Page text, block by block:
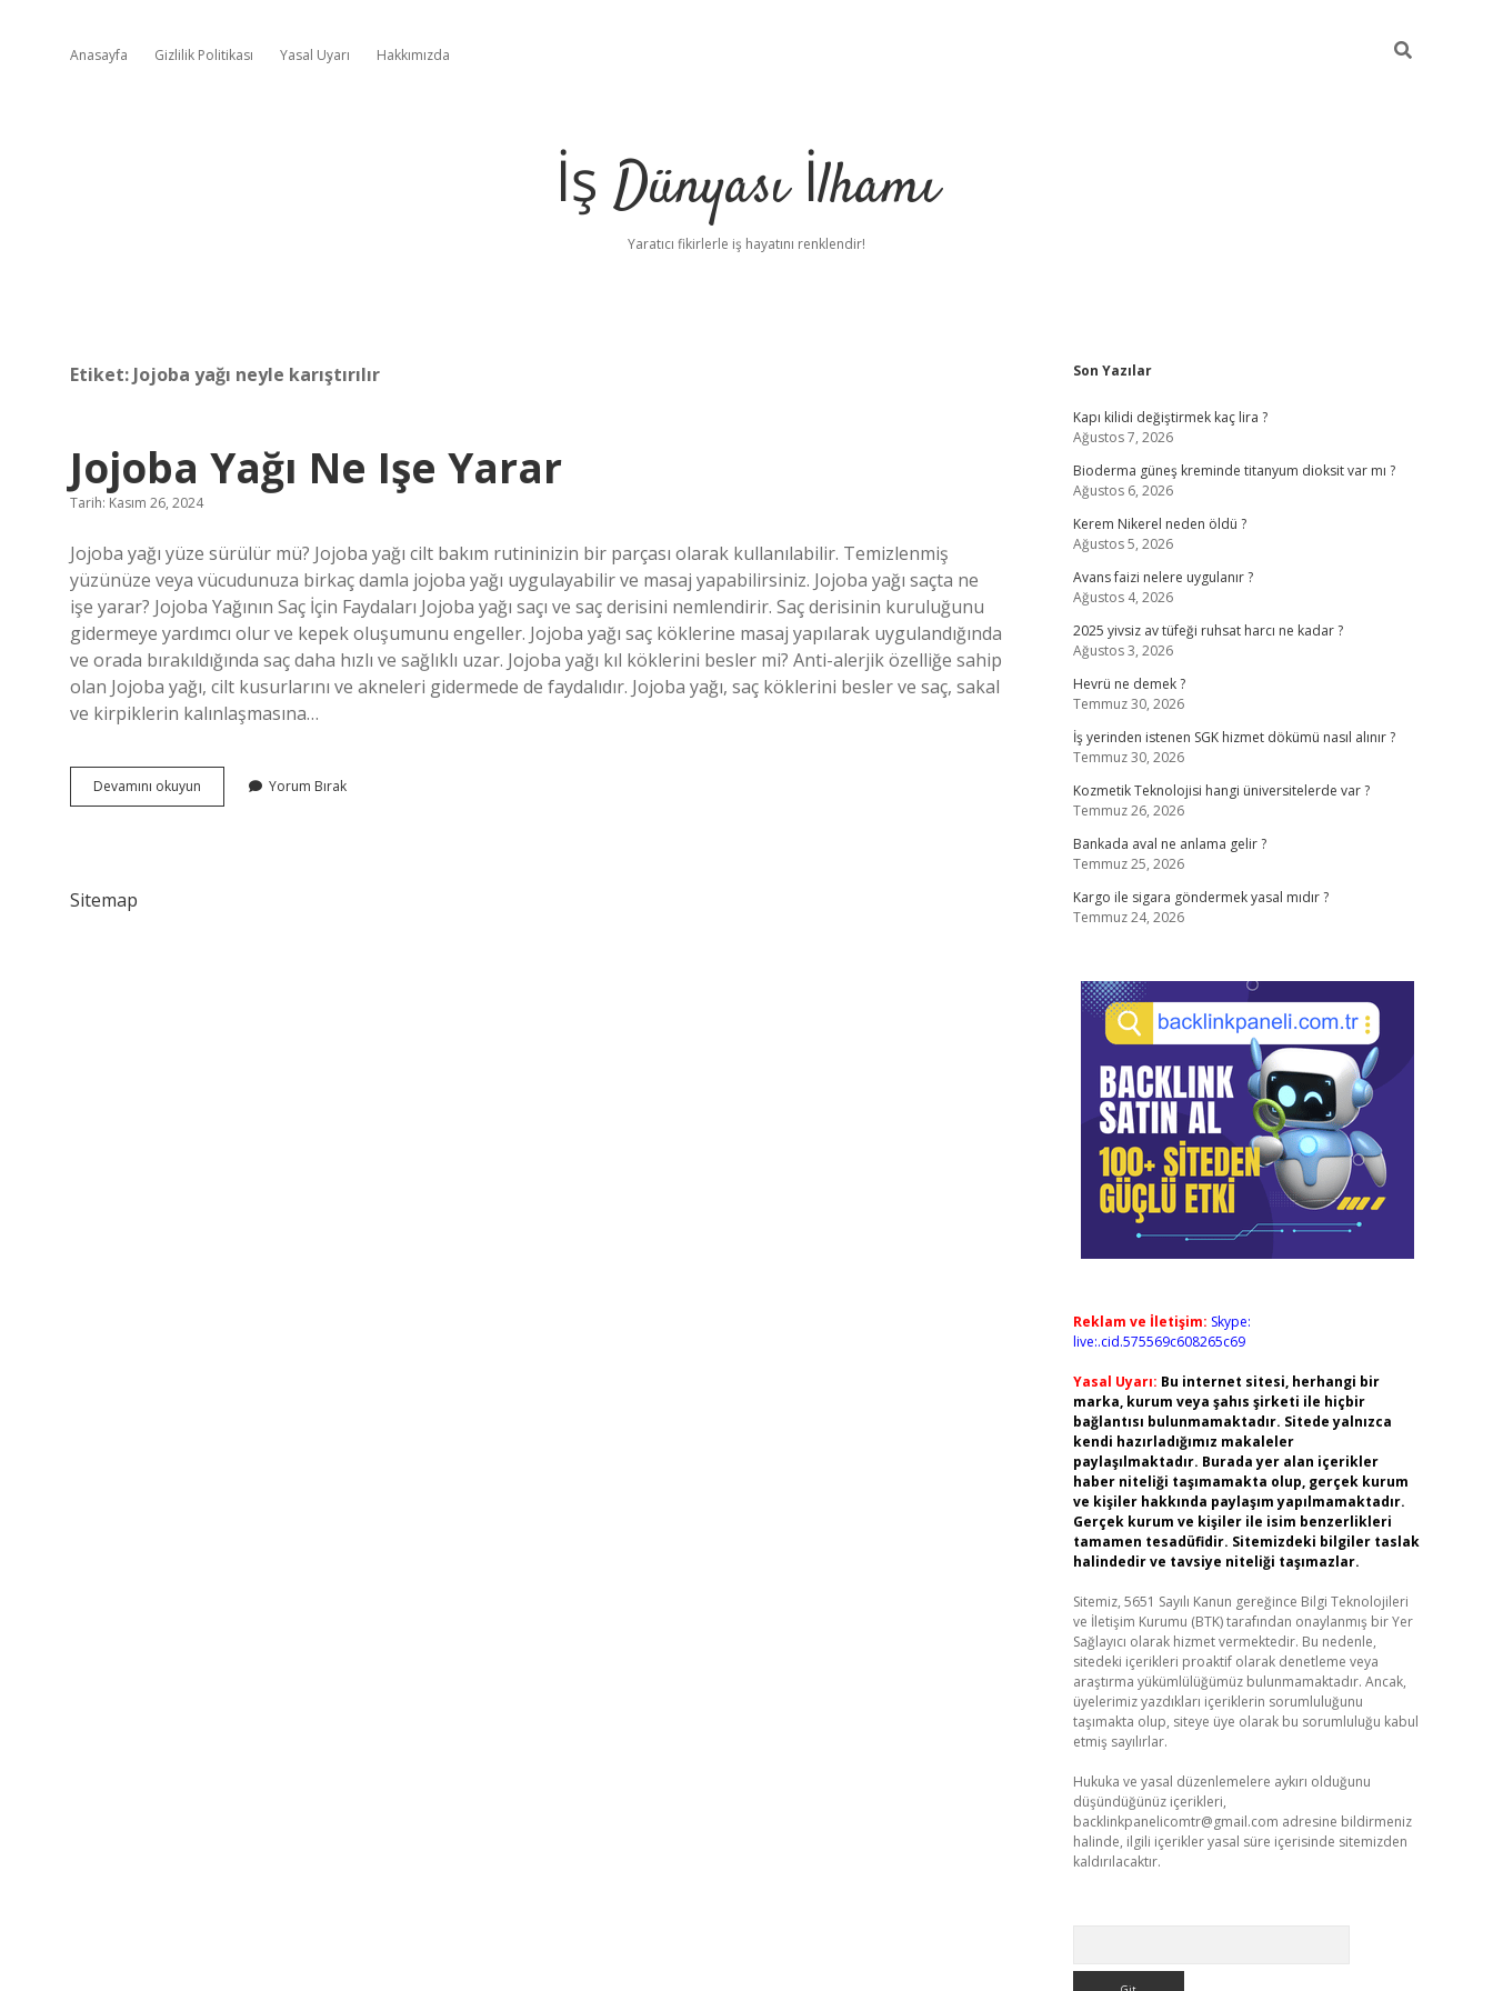
Anasayfa Gizlilik Politikası Yasal Uyarı Hakkımızda
İş Dünyası İlhamı
Yaratıcı fikirlerle iş hayatını renklendir!
Etiket: Jojoba yağı neyle karıştırılır
Jojoba Yağı Ne Işe Yarar
Tarih: Kasım 26, 2024
Jojoba yağı yüze sürülür mü? Jojoba yağı cilt bakım rutininizin bir parçası olarak kullanılabilir. Temizlenmiş
yüzünüze veya vücudunuza birkaç damla jojoba yağı uygulayabilir ve masaj yapabilirsiniz. Jojoba yağı saçta ne
işe yarar? Jojoba Yağının Saç İçin Faydaları Jojoba yağı saçı ve saç derisini nemlendirir. Saç derisinin kuruluğunu
gidermeye yardımcı olur ve kepek oluşumunu engeller. Jojoba yağı saç köklerine masaj yapılarak uygulandığında
ve orada bırakıldığında saç daha hızlı ve sağlıklı uzar. Jojoba yağı kıl köklerini besler mi? Anti-alerjik özelliğe sahip
olan Jojoba yağı, cilt kusurlarını ve akneleri gidermede de faydalıdır. Jojoba yağı, saç köklerini besler ve saç, sakal
ve kirpiklerin kalınlaşmasına…
Devamını okuyun
Yağı
Yorum Bırak
Sitemap
Sidebar
Son Yazılar
Kapı kilidi değiştirmek kaç lira ?
Ağustos 7, 2026
Bioderma güneş kreminde titanyum dioksit var mı ?
Ağustos 6, 2026
Kerem Nikerel neden öldü ?
Ağustos 5, 2026
Avans faizi nelere uygulanır ?
Ağustos 4, 2026
2025 yivsiz av tüfeği ruhsat harcı ne kadar ?
Ağustos 3, 2026
Hevrü ne demek ?
Temmuz 30, 2026
İş yerinden istenen SGK hizmet dökümü nasıl alınır ?
Temmuz 30, 2026
Kozmetik Teknolojisi hangi üniversitelerde var ?
Temmuz 26, 2026
Bankada aval ne anlama gelir ?
Temmuz 25, 2026
Kargo ile sigara göndermek yasal mıdır ?
Temmuz 24, 2026
Reklam ve İletişim: Skype:
live:.cid.575569c608265c69
Yasal Uyarı: Bu internet sitesi, herhangi bir
marka, kurum veya şahıs şirketi ile hiçbir
bağlantısı bulunmamaktadır. Sitede yalnızca
kendi hazırladığımız makaleler
paylaşılmaktadır. Burada yer alan içerikler
haber niteliği taşımamakta olup, gerçek kurum
ve kişiler hakkında paylaşım yapılmamaktadır.
Gerçek kurum ve kişiler ile isim benzerlikleri
tamamen tesadüfidir. Sitemizdeki bilgiler taslak
halindedir ve tavsiye niteliği taşımazlar.
Sitemiz, 5651 Sayılı Kanun gereğince Bilgi Teknolojileri
ve İletişim Kurumu (BTK) tarafından onaylanmış bir Yer
Sağlayıcı olarak hizmet vermektedir. Bu nedenle,
sitedeki içerikleri proaktif olarak denetleme veya
araştırma yükümlülüğümüz bulunmamaktadır. Ancak,
üyelerimiz yazdıkları içeriklerin sorumluluğunu
taşımakta olup, siteye üye olarak bu sorumluluğu kabul
etmiş sayılırlar.
Hukuka ve yasal düzenlemelere aykırı olduğunu
düşündüğünüz içerikleri,
backlinkpanelicomtr@gmail.com adresine bildirmeniz
halinde, ilgili içerikler yasal süre içerisinde sitemizden
kaldırılacaktır.